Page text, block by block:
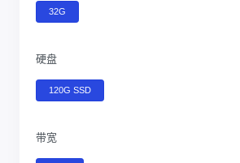
32G
硬盘
120G SSD
带宽